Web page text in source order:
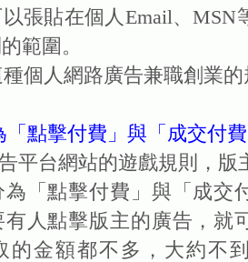
張貼在個人Email、MSN
範圍。
個人網路廣告兼職創業的
「點擊付費」與「成交付
平台網站的遊戲規則，版
為「點擊付費」與「成交
有人點擊版主的廣告，就
的金額都不多，大約不